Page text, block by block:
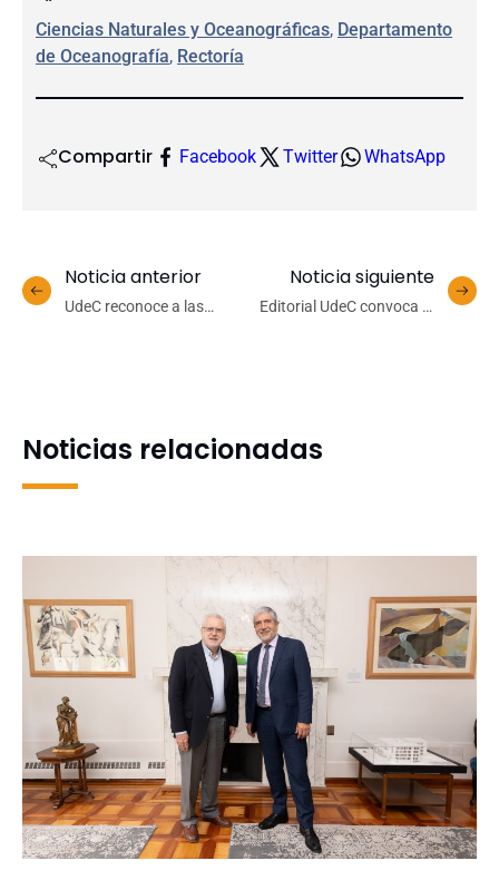
Ciencias Naturales y Oceanográficas, Departamento
de Oceanografía, Rectoría
Compartir Facebook Twitter WhatsApp
Noticia anterior
UdeC reconoce a las
Disidente”
Noticia siguiente
Editorial UdeC convoca al
Noticias relacionadas